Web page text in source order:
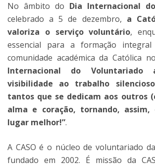
No âmbito do Dia Internacional
celebrado a 5 de dezembro, a
valoriza o serviço voluntário,
essencial para a formação
comunidade académica da Católica
Internacional do
visibilidade ao trabalho
tantos que se dedicam aos outros
alma e coração, tornando, assim,
lugar melhor!”.
A CASO é o núcleo de voluntariado
fundado em 2002. É missão da